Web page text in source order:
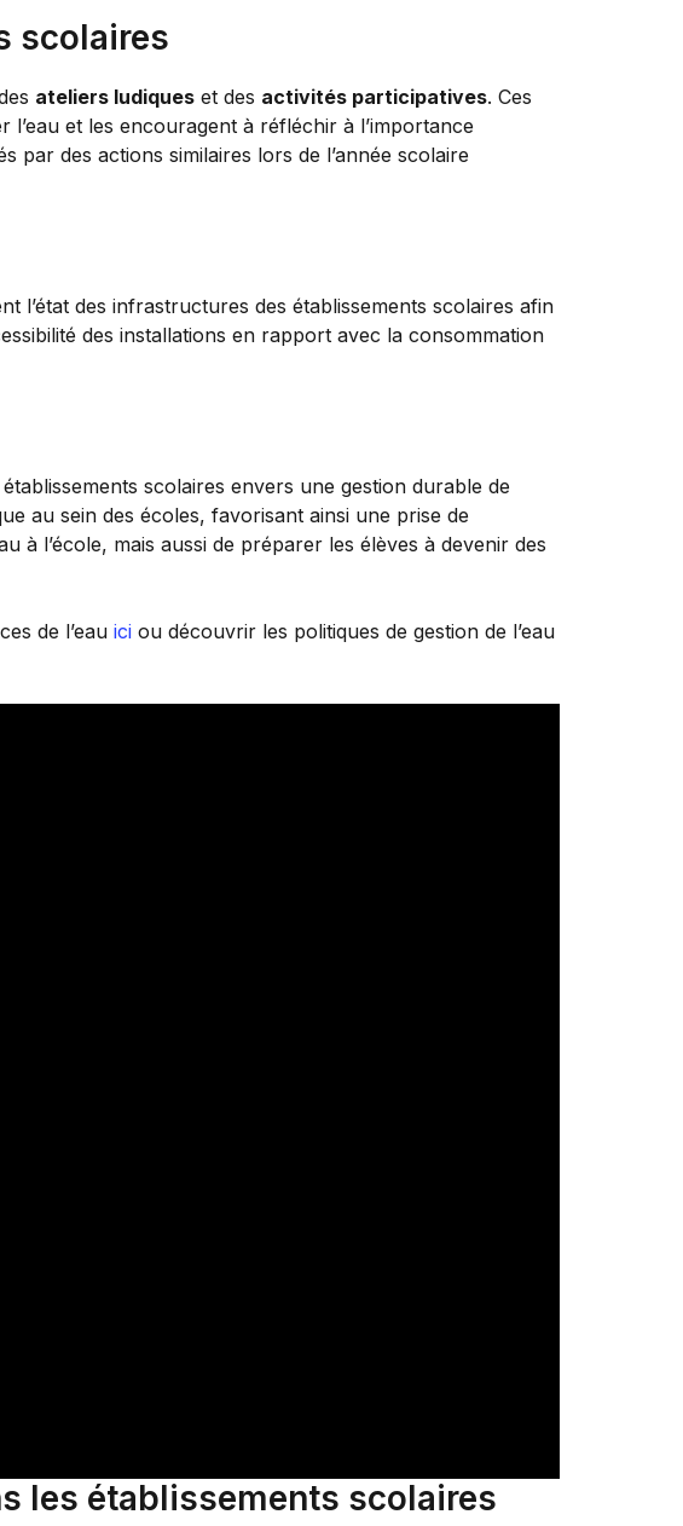
scolaires
ateliers ludiques et des activités participatives. Ces
et les encouragent à réfléchir à l’importance
par des actions similaires lors de l’année scolaire
l’état des infrastructures des établissements scolaires afin
des installations en rapport avec la consommation
scolaires envers une gestion durable de
au sein des écoles, favorisant ainsi une prise de
à l’école, mais aussi de préparer les élèves à devenir des
de l’eau ici ou découvrir les politiques de gestion de l’eau
les établissements scolaires